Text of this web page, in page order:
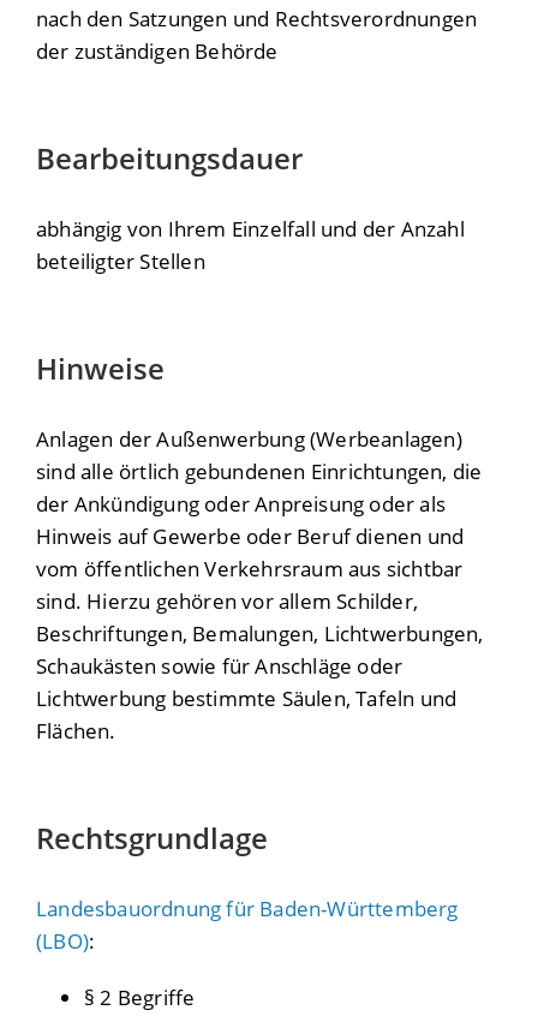
nach den Satzungen und Rechtsverordnungen
der zuständigen Behörde
Bearbeitungsdauer
abhängig von Ihrem Einzelfall und der Anzahl
beteiligter Stellen
Hinweise
Anlagen der Außenwerbung (Werbeanlagen)
sind alle örtlich gebundenen Einrichtungen, die
der Ankündigung oder Anpreisung oder als
Hinweis auf Gewerbe oder Beruf dienen und
vom öffentlichen Verkehrsraum aus sichtbar
sind. Hierzu gehören vor allem Schilder,
Beschriftungen, Bemalungen, Lichtwerbungen,
Schaukästen sowie für Anschläge oder
Lichtwerbung bestimmte Säulen, Tafeln und
Flächen.
Rechtsgrundlage
Landesbauordnung für Baden-Württemberg
(LBO):
§ 2 Begriffe